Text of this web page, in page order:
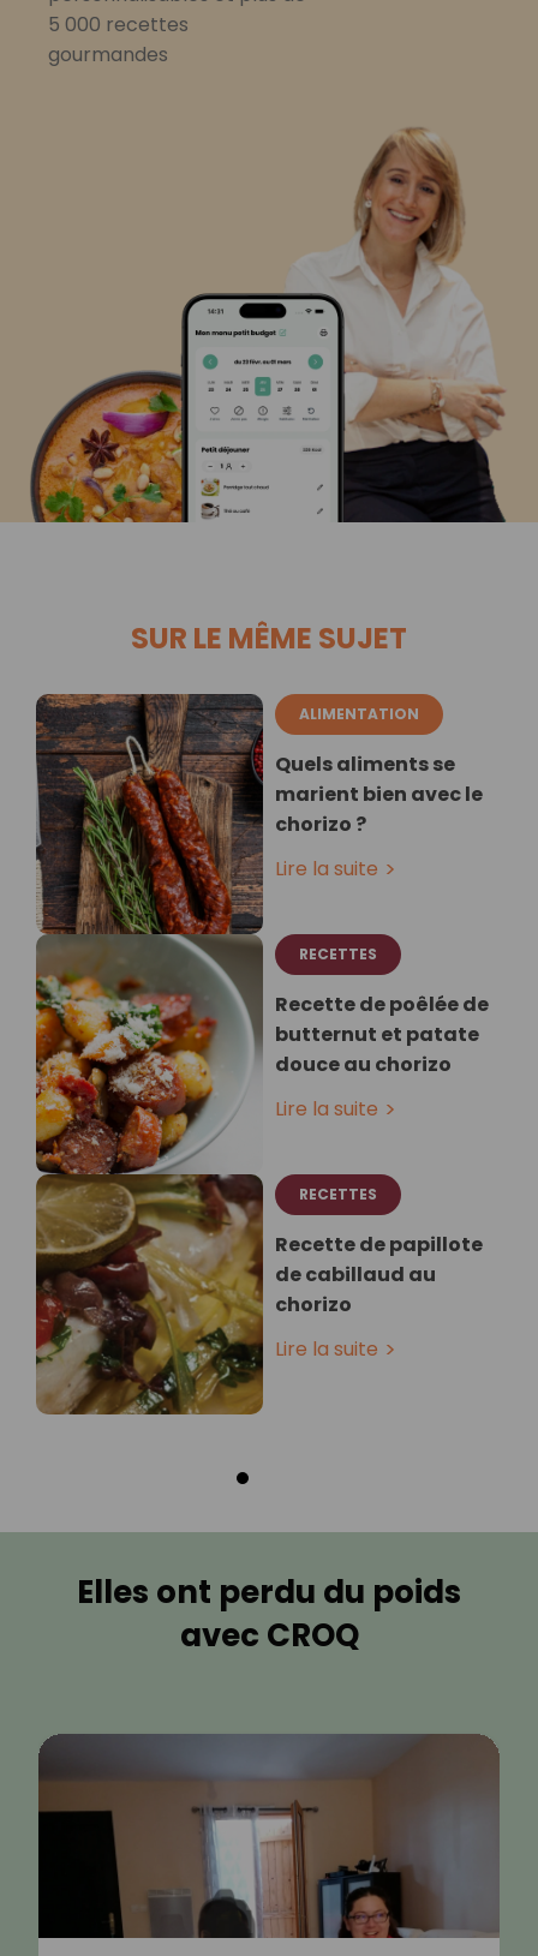
5 000 recettes
gourmandes
SUR LE MÊME SUJET
ALIMENTATION
Quels aliments se
marient bien avec le
chorizo ?
Lire la suite
RECETTES
Recette de poêlée de
butternut et patate
douce au chorizo
Lire la suite
RECETTES
Recette de papillote
de cabillaud au
chorizo
Lire la suite
Elles ont perdu du poids
avec CROQ